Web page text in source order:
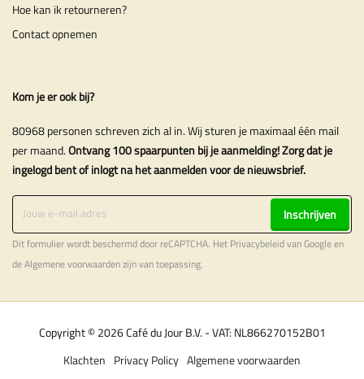
Hoe kan ik retourneren?
Contact opnemen
Kom je er ook bij?
80968 personen schreven zich al in. Wij sturen je maximaal één mail
per maand.Ontvang 100 spaarpunten bij je aanmelding! Zorg dat je
ingelogd bent of inlogt na het aanmelden voor de nieuwsbrief.
Inschrijven
Dit formulier wordt beschermd door reCAPTCHA. Het Privacybeleidvan Google en
deAlgemene voorwaardenzijn van toepassing.
Copyright © 2026 Café du Jour B.V. - VAT: NL866270152B01
Algemene voorwaarden
Privacy Policy
Klachten